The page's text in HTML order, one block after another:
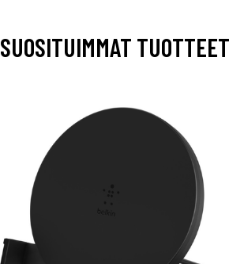
SUOSITUIMMAT TUOTTEET